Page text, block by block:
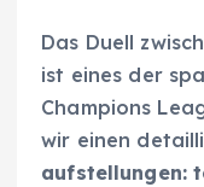
Das Duell
ist eines der
Champions
wir einen
aufstellungen: